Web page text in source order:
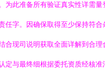
为此准备所有验证真实性详需
任字。因确保取得至少保持符
合现司说明获取全面详解到合
定与最终细根据委托资质经核